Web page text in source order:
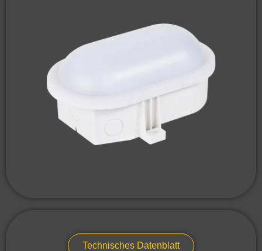
Technisches Datenblatt